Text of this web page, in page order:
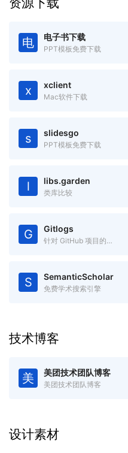
电 电子书下载
PPT模板免费下载
x xclient
Mac软件下载
s slidesgo
PPT模板免费下载
l libs.garden
类库比较
G Gitlogs
针对 GitHub 项目的搜索引擎
S SemanticScholar
免费学术搜索引擎
技术博客
美 美团技术团队博客
美团技术团队博客
设计素材